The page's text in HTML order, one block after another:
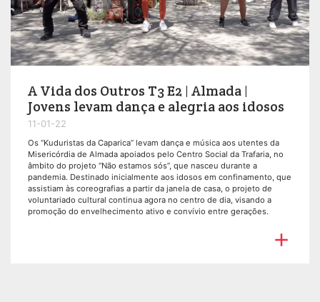
A Vida dos Outros T3 E2 | Almada |
Jovens levam dança e alegria aos idosos
11-01-22
Os “Kuduristas da Caparica” levam dança e música aos utentes da
Misericórdia de Almada apoiados pelo Centro Social da Trafaria, no
âmbito do projeto “Não estamos sós”, que nasceu durante a
pandemia. Destinado inicialmente aos idosos em confinamento, que
assistiam às coreografias a partir da janela de casa, o projeto de
voluntariado cultural continua agora no centro de dia, visando a
promoção do envelhecimento ativo e convívio entre gerações.
